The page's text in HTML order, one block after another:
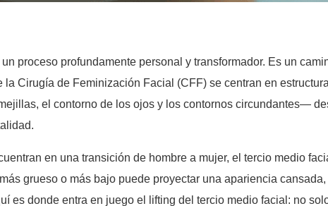
un proceso profundamente personal y transformador. Es un
Cirugía de Feminización Facial (CFF) se centran en
el contorno de los ojos y los contornos circundantes—
en una transición de hombre a mujer, el tercio medio
grueso o más bajo puede proyectar una apariencia
es donde entra en juego el lifting del tercio medio facial: no